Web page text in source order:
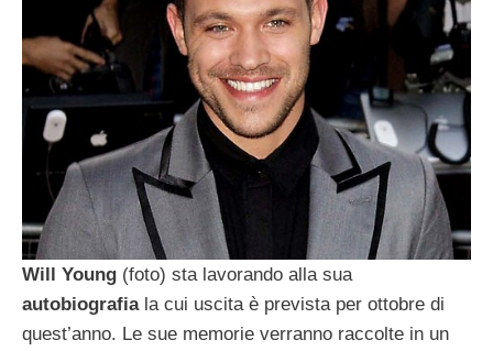
Will Young (foto) sta lavorando alla sua
autobiografiala cui uscita è prevista per ottobre di
quest’anno. Le sue memorie verranno raccolte in un